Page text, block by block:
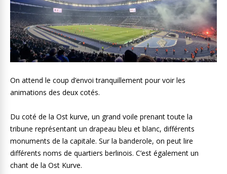
On attend le coup d’envoi tranquillement pour voir les
animations des deux cotés.
Du coté de la Ost kurve, un grand voile prenant toute la
tribune représentant un drapeau bleu et blanc, différents
monuments de la capitale. Sur la banderole, on peut lire
différents noms de quartiers berlinois. C’est également un
chant de la Ost Kurve.